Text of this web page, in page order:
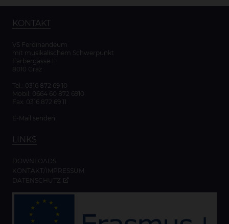
KONTAKT
VS Ferdinandeum
mit musikalischem Schwerpunkt
Färbergasse 11
8010 Graz
Tel.: 0316 872 69 10
Mobil: 0664 60 872 6910
Fax: 0316 872 69 11
E-Mail senden
LINKS
DOWNLOADS
KONTAKT/IMPRESSUM
DATENSCHUTZ